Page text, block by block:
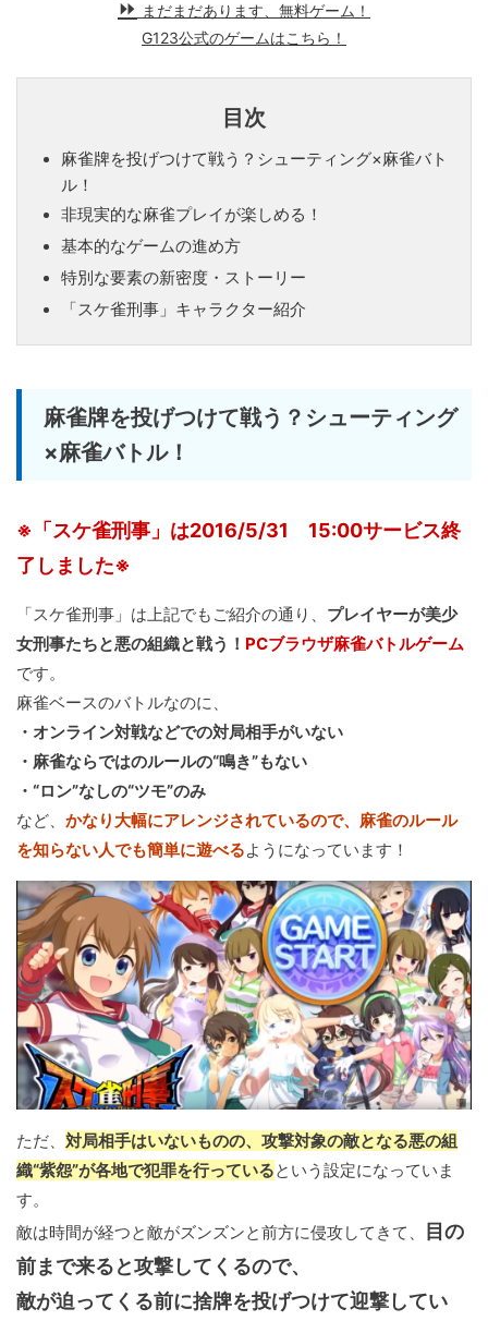
まだまだあります、無料ゲーム！
G123公式のゲームはこちら！
目次
麻雀牌を投げつけて戦う？シューティング×麻雀バト
ル！
非現実的な麻雀プレイが楽しめる！
基本的なゲームの進め方
特別な要素の新密度・ストーリー
「スケ雀刑事」キャラクター紹介
麻雀牌を投げつけて戦う？シューティング
×麻雀バトル！
※「スケ雀刑事」は2016/5/31 15:00サービス終
了しました※
「スケ雀刑事」は上記でもご紹介の通り、 プレイヤーが美少
女刑事たちと悪の組織と戦う！ PCブラウザ麻雀バトルゲーム
です。
麻雀ベースのバトルなのに、
・オンライン対戦などでの対局相手がいない
・麻雀ならではのルールの“鳴き”もない
・“ロン”なしの“ツモ”のみ
など、 かなり大幅にアレンジされているので、麻雀のルール
を知らない人でも簡単に遊べるようになっています！
ただ、 対局相手はいないものの、攻撃対象の敵となる悪の組
織“紫怨”が各地で犯罪を行っているという設定になっていま
す。
敵は時間が経つと敵がズンズンと前方に侵攻してきて、
目の
前まで来ると攻撃してくるので、
敵が迫ってくる前に捨牌を投げつけて迎撃してい